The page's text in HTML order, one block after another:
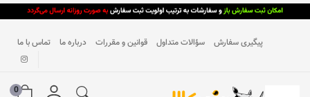
پیگیری سفارش سؤالات متداول قوانین و مقررات درباره ما تماس با ما
0